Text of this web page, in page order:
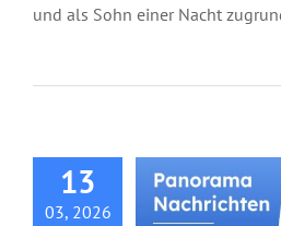
und als Sohn einer Nacht
13
03, 2026